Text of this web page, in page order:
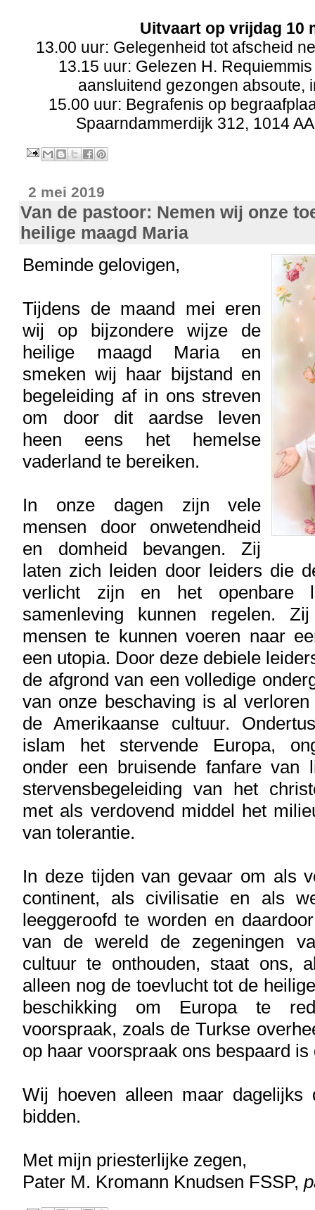
Uitvaart op vrijdag 10
13.00 uur: Gelegenheid tot afscheid
13.15 uur: Gelezen H.
aansluitend gezongen absoute,
15.00 uur: Begrafenis op
Spaarndammerdijk 312, 1014
2 mei 2019
Van de pastoor: Nemen wij onze
heilige maagd Maria
Beminde gelovigen,
Tijdens de maand mei eren
wij op bijzondere wijze de
heilige maagd Maria en
smeken wij haar bijstand en
begeleiding af in ons streven
om door dit aardse leven
heen eens het hemelse
vaderland te bereiken.
In onze dagen zijn vele
mensen door onwetendheid
en domheid bevangen. Zij
laten zich leiden door leiders die
verlicht zijn en het openbare
samenleving kunnen regelen.
mensen te kunnen voeren naar
een utopia. Door deze debiele
de afgrond van een volledige
van onze beschaving is al
de Amerikaanse cultuur.
islam het stervende Europa,
onder een bruisende fanfare van
stervensbegeleiding van het
met als verdovend middel het
van tolerantie.
In deze tijden van gevaar om als
continent, als civilisatie en als
leeggeroofd te worden en
van de wereld de zegeningen
cultuur te onthouden, staat ons,
alleen nog de toevlucht tot de
beschikking om Europa te
voorspraak, zoals de Turkse
op haar voorspraak ons bespaard is
Wij hoeven alleen maar dagelijks
bidden.
Met mijn priesterlijke zegen,
Pater M. Kromann Knudsen FSSP,